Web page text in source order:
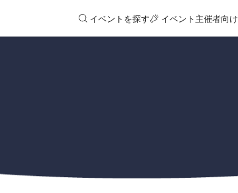
イベントを探す イベント主催者向け